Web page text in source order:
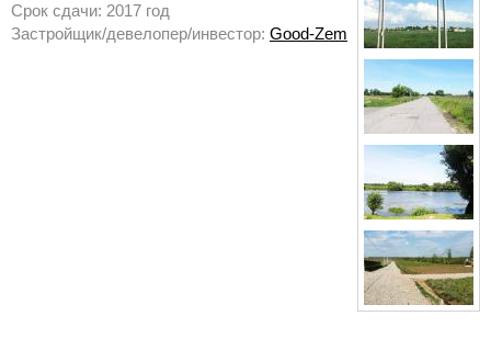
Срок сдачи: 2017 год
Застройщик/девелопер/инвестор: Good-Zem